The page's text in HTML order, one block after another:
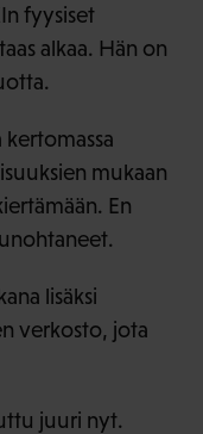
fyysiset
alkaa. Hän on
mukaan
En
lisäksi
verkosto, jota
juuri nyt.